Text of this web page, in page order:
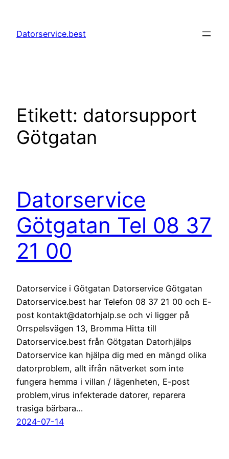
innehåll
Datorservice.best
Etikett: datorsupport
Götgatan
Datorservice
Götgatan Tel 08 37
21 00
Datorservice i Götgatan Datorservice Götgatan
Datorservice.best har Telefon 08 37 21 00 och E-
post kontakt@datorhjalp.se och vi ligger på
Orrspelsvägen 13, Bromma Hitta till
Datorservice.best från Götgatan Datorhjälps
Datorservice kan hjälpa dig med en mängd olika
datorproblem, allt ifrån nätverket som inte
fungera hemma i villan / lägenheten, E-post
problem,virus infekterade datorer, reparera
trasiga bärbara…
2024-07-14